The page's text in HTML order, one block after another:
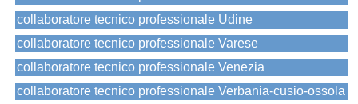
collaboratore tecnico professionale Udine
collaboratore tecnico professionale Varese
collaboratore tecnico professionale Venezia
collaboratore tecnico professionale Verbania-cusio-ossola